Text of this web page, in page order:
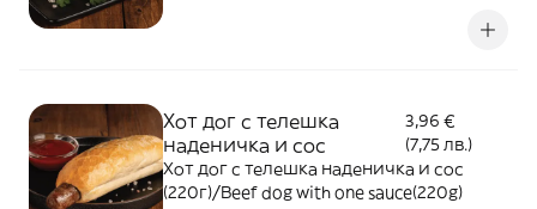
Хот дог с телешка
наденичка и сос
3,96 €
(7,75 лв.)
Хот дог с телешка наденичка и сос
(220г)/Beef dog with one sauce(220g)